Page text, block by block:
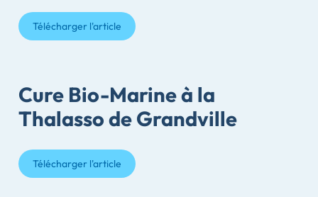
Télécharger l'article
Cure Bio-Marine à la
Thalasso de Grandville
Télécharger l'article